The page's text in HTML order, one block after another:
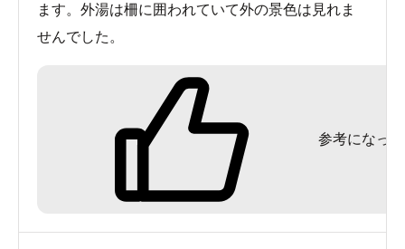
ます。外湯は柵に囲われていて外の景色は見れま
せんでした。
参考になった